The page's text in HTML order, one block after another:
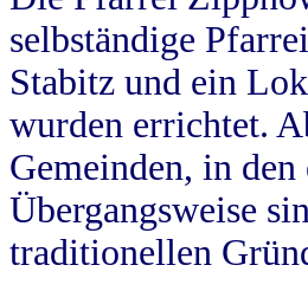
selbständige
Stabitz und ein
wurden errichtet.
Gemeinden, in
Übergangsweise
traditionellen